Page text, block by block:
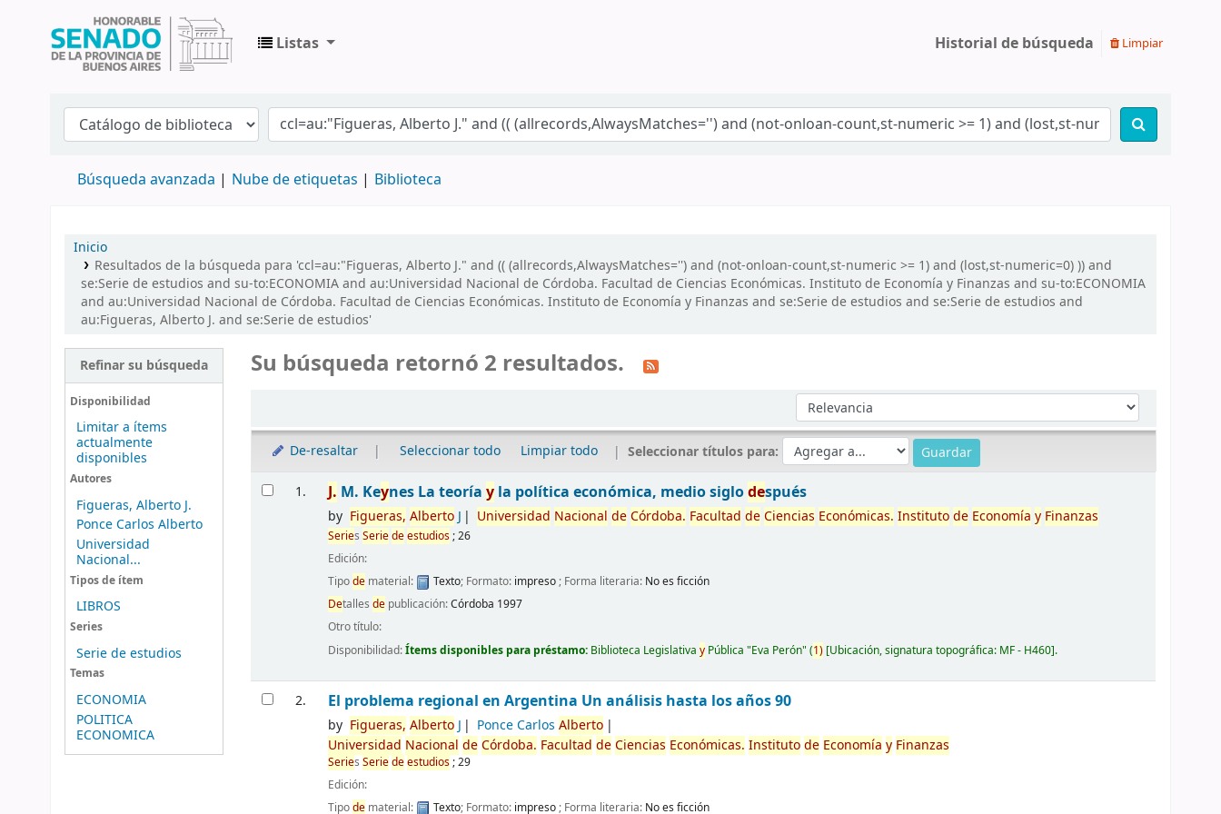
Listas Historial de búsqueda Limpiar
Búsqueda avanzada Nube de etiquetas Biblioteca
Inicio
Resultados de la búsqueda para 'ccl=au:"Figueras, Alberto J." and (( (allrecords,AlwaysMatches='') and (not-onloan-count,st-numeric >= 1) and (lost,st-numeric=0) )) and
se:Serie de estudios and su-to:ECONOMIA and au:Universidad Nacional de Córdoba. Facultad de Ciencias Económicas. Instituto de Economía y Finanzas and su-to:ECONOMIA
and au:Universidad Nacional de Córdoba. Facultad de Ciencias Económicas. Instituto de Economía y Finanzas and se:Serie de estudios and se:Serie de estudios and
au:Figueras, Alberto J. and se:Serie de estudios'
Refinar su búsqueda
Disponibilidad
Limitar a ítems
actualmente
disponibles
Autores
Figueras, Alberto J.
Ponce Carlos Alberto
Universidad
Nacional...
Tipos de ítem
LIBROS
Series
Serie de estudios
Temas
ECONOMIA
POLITICA
ECONOMICA
Su búsqueda retornó 2 resultados.
Ordenar por:
De-resaltar Seleccionar todo Limpiar todo Seleccionar títulos para:
Resultados
1. J. M. Keynes La teoríay la política económica, medio siglodespués
by Figueras, AlbertoJ Universidad Nacional de Córdoba. Facultad de Ciencias Económicas. Instituto de Economía y Finanzas
SeriesSeriedeestudios; 26
Edición:
Tipode material: Texto; Formato: impreso; Forma literaria: No es ficción
Detallesde publicación:Córdoba 1997
Otro título:
Disponibilidad:Ítems disponibles para préstamo: Biblioteca Legislativay Pública "Eva Perón" (1) Ubicación, signatura topográfica: MF - H460 .
2. El problema regional en Argentina Un análisis hasta los años 90
by Figueras, AlbertoJ Ponce CarlosAlberto
Universidad Nacional de Córdoba. Facultad de Ciencias Económicas. Instituto de Economía y Finanzas
SeriesSeriedeestudios; 29
Edición:
Tipode material: Texto; Formato: impreso; Forma literaria: No es ficción